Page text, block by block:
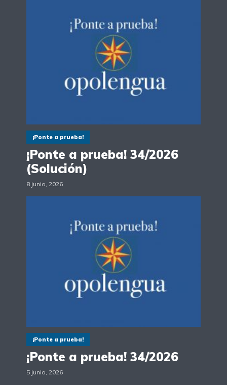
¡Ponte a prueba!
¡Ponte a prueba! 34/2026
(Solución)
8 junio, 2026
¡Ponte a prueba!
¡Ponte a prueba! 34/2026
5 junio, 2026